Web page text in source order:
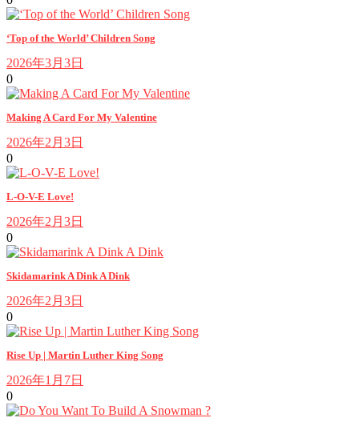
‘Top of the World’ Children Song
2026年3月3日
0
Making A Card For My Valentine
2026年2月3日
0
L-O-V-E Love!
2026年2月3日
0
Skidamarink A Dink A Dink
2026年2月3日
0
Rise Up | Martin Luther King Song
2026年1月7日
0